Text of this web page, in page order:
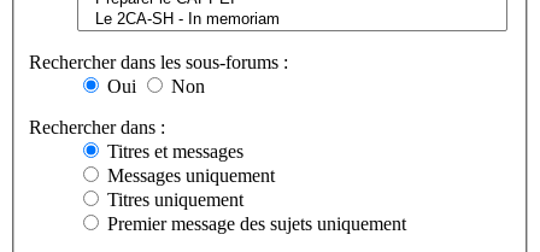
Rechercher dans les sous-forums :
Oui
Non
Rechercher dans :
Titres et messages
Messages uniquement
Titres uniquement
Premier message des sujets uniquement